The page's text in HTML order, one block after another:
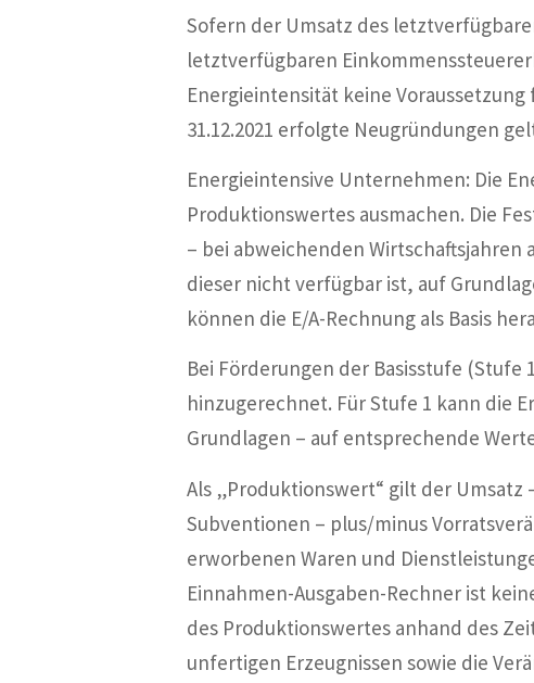
Sofern der Umsatz des
letztverfügbaren
Energieintensität keine
31.12.2021 erfolgte Neugründungen
Energieintensive Unternehmen: Die
Produktionswertes ausmachen. Die
– bei abweichenden Wirtschaftsjahren
dieser nicht verfügbar ist, auf
können die E/A-Rechnung als Basis
Bei Förderungen der Basisstufe
hinzugerechnet. Für Stufe 1 kann die
Grundlagen – auf entsprechende
Als „Produktionswert“ gilt der
Subventionen – plus/minus
erworbenen Waren und
Einnahmen-Ausgaben-Rechner ist
des Produktionswertes anhand des
unfertigen Erzeugnissen sowie die